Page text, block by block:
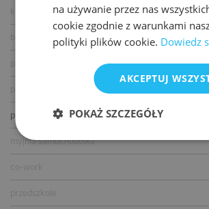
parking dla rowerów
myjnia samochodowa
co-work
na używanie przez nas
cookie zgodnie z warunkami
polityki plików cookie. Dowiedz
AKCEPTUJ
POKAŻ SZCZEGÓŁY